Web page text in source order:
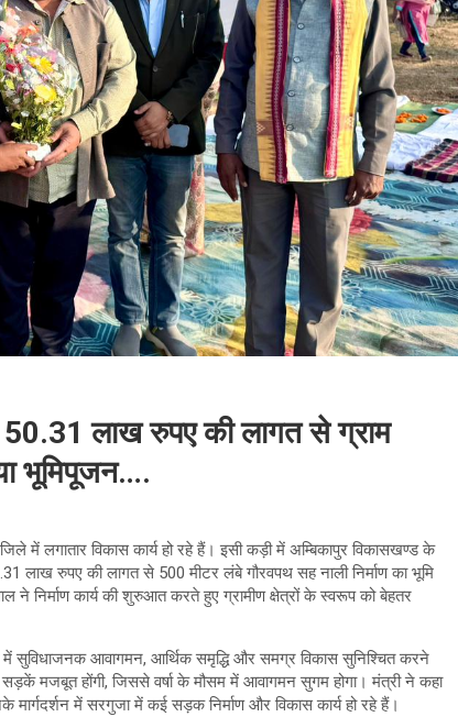
लाख रुपए की लागत से ग्राम
भूमिपूजन….
में लगातार विकास कार्य हो रहे हैं। इसी कड़ी में अम्बिकापुर विकासखण्ड के
लाख रुपए की लागत से 500 मीटर लंबे गौरवपथ सह नाली निर्माण का भूमि
ने निर्माण कार्य की शुरुआत करते हुए ग्रामीण क्षेत्रों के स्वरूप को बेहतर
में सुविधाजनक आवागमन, आर्थिक समृद्धि और समग्र विकास सुनिश्चित करने
मजबूत होंगी, जिससे वर्षा के मौसम में आवागमन सुगम होगा। मंत्री ने कहा
में सरगुजा में कई सड़क निर्माण और विकास कार्य हो रहे हैं।